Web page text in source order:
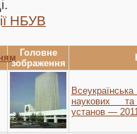
НБУВ
Головне
зображення
наукових та
установ —